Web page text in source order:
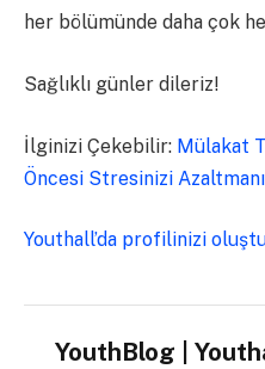
her bölümünde daha çok
Sağlıklı günler dileriz!
İlginizi Çekebilir: Mülakat
Öncesi Stresinizi
Youthall’da profilinizi
YouthBlog |